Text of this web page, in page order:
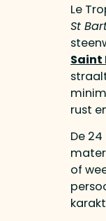
Le
St
Saint
rust
De
of